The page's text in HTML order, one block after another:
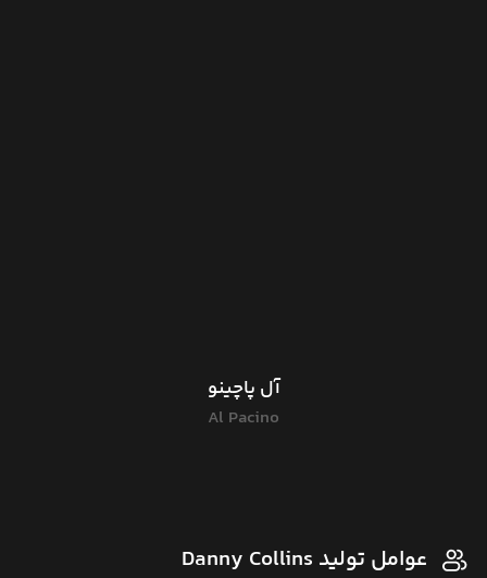
آل پاچینو
Al Pacino
عوامل تولید Danny Collins